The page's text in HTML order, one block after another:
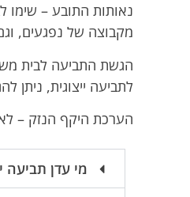
נאותות התובע – שימו
מקבוצה של נפגעים,
הגשת התביעה לבית
לתביעה ייצוגית, ניתן להגיש
הערכת היקף הנזק –
מי עדן תביעה